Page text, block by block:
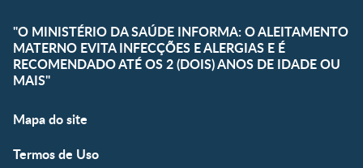
"O MINISTÉRIO DA SAÚDE INFORMA: O ALEITAMENTO
MATERNO EVITA INFECÇÕES E ALERGIAS E É
RECOMENDADO ATÉ OS 2 (DOIS) ANOS DE IDADE OU
MAIS"
Mapa do site
Termos de Uso